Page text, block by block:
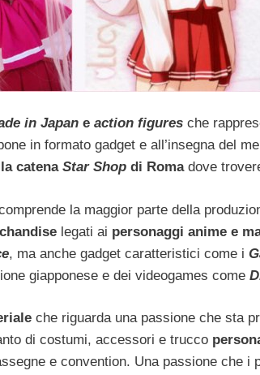
in Japan e action figures che
in formato gadget e all’insegna del
catena Star Shop di Romadove
la maggior parte della
legati ai personaggi anime e
, ma anche gadget caratteristici come i
giapponese e dei videogames come
che riguarda una passione che sta
di costumi, accessori e trucco
e convention. Una passione che i